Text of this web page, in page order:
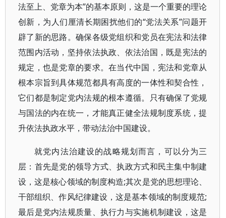
法至上、党章为本”的基本原则，这是一个重要的理论
创新，为人们厘清长期困扰他们的“党法关系”问题开
辟了新的思路。确保各级党组织和党员在宪法和法律
范围内活动，坚持依法执政、依法治国，既是宪法的
规定，也是党章的要求。在当代中国，宪法和党章从
根本宗旨到具体规范都具有高度的一体性和契合性，
它们都是制定党内法规的根本遵循。只有确保了党规
与国法的内在统一，才能真正健全法规制度系统，提
升依法执政水平，带动法治中国建设。
就党内法治建设的战略规划而言，可以分为三
层：首先是党的领导方式、执政方式和民主集中制建
设，这是核心领域的制度构造;其次是党的思想理论、
干部组织、作风纪律建设，这是基本领域的制度规范;
最后是党内法规质量、执行力与实施机制建设，这是